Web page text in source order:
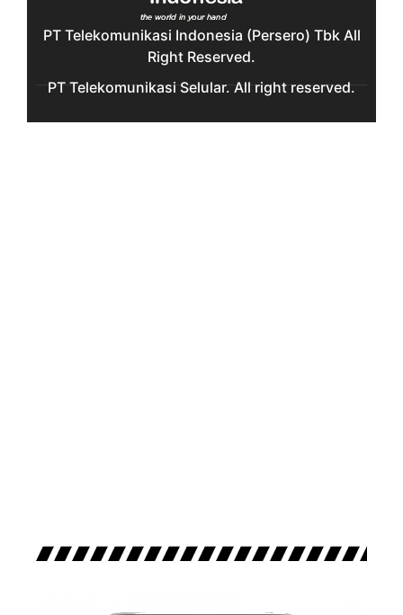
PT Telekomunikasi Indonesia (Persero) Tbk All
Right Reserved.
PT Telekomunikasi Selular. All right reserved.